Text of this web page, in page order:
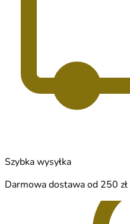
Szybka wysyłka
Darmowa dostawa od 250